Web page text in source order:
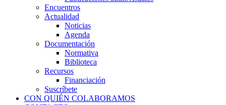
Encuentros
Actualidad
Noticias
Agenda
Documentación
Normativa
Biblioteca
Recursos
Financiación
Suscríbete
CON QUIÉN COLABORAMOS